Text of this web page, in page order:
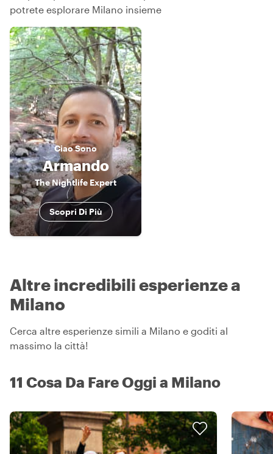
potrete esplorare Milano insieme
CiaoSono
Armando
The Nightlife Expert
Scopri Di Più
Altre incredibili esperienze a
Milano
Cerca altre esperienze simili a Milano e goditi al
massimo la città!
11 Cosa Da Fare Oggi a Milano